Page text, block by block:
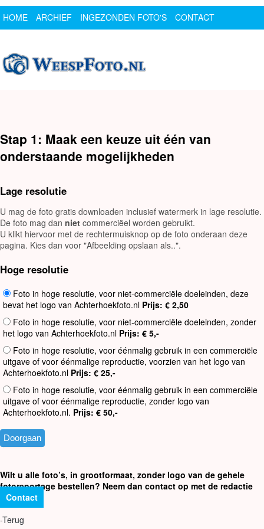
HOME ARCHIEF INGEZONDEN FOTO'S
CONTACT
Stap 1: Maak een keuze uit één van
onderstaande mogelijkheden
Lage resolutie
U mag de foto gratis downloaden inclusief watermerk in lage resolutie.
De foto mag dan niet commerciëel worden gebruikt.
U klikt hiervoor met de rechtermuisknop op de foto onderaan deze
pagina. Kies dan voor "Afbeelding opslaan als..".
Hoge resolutie
Foto in hoge resolutie, voor niet-commerciële doeleinden, deze
bevat het logo van Achterhoekfoto.nl Prijs: € 2,50
Foto in hoge resolutie, voor niet-commerciële doeleinden, zonder
het logo van Achterhoekfoto.nl Prijs: € 5,-
Foto in hoge resolutie, voor éénmalig gebruik in een commerciële
uitgave of voor éénmalige reproductie, voorzien van het logo van
Achterhoekfoto.nl Prijs: € 25,-
Foto in hoge resolutie, voor éénmalig gebruik in een commerciële
uitgave of voor éénmalige reproductie, zonder logo van
Achterhoekfoto.nl. Prijs: € 50,-
Wilt u alle foto’s, in grootformaat, zonder logo van de gehele
fotoreportage bestellen? Neem dan contact op met de redactie
Contact
-Terug